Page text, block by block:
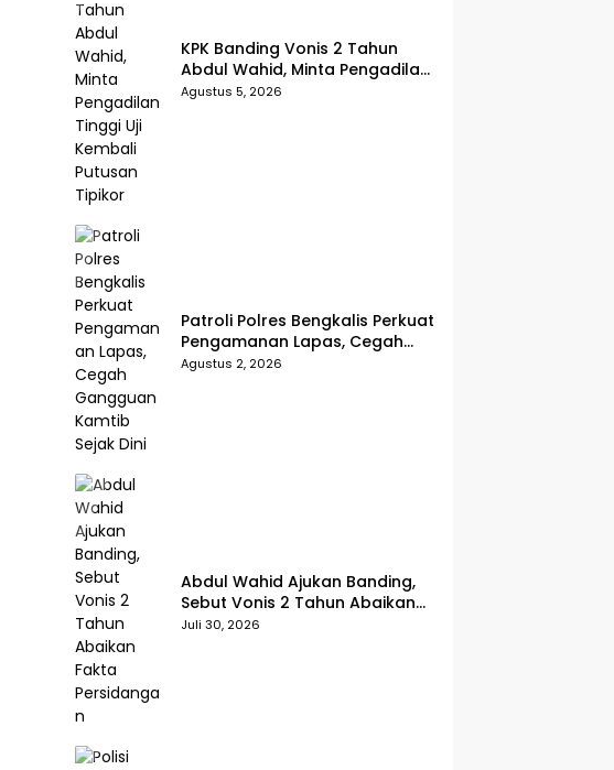
KPK Banding Vonis 2 Tahun
Abdul Wahid, Minta Pengadilan
Tinggi Uji Kembali Putusan
Agustus 5, 2026
Patroli Polres Bengkalis Perkuat
Pengamanan Lapas, Cegah
Gangguan Kamtib Sejak Dini
Agustus 2, 2026
Abdul Wahid Ajukan Banding,
Sebut Vonis 2 Tahun Abaikan
Fakta Persidangan
Juli 30, 2026